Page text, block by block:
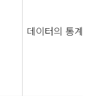
데이터의 통계